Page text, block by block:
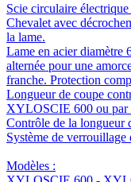
Scie circulaire
Chevalet avec
la lame.
Lame en acier diamètre
alternée pour une
franche. Protection
Longueur de coupe
XYLOSCIE 600 ou par
Contrôle de la longueur
Système de
Modèles :